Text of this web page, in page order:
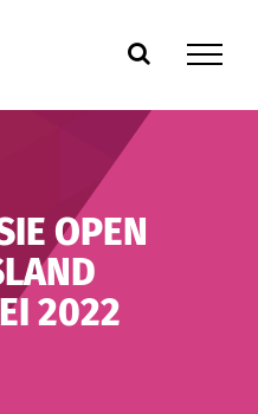
OPEN
2022